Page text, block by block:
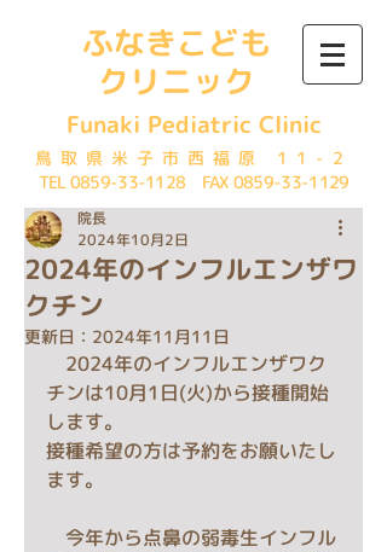
ふなきこども
クリニック
Funaki Pediatric Clinic
鳥取県米子市西福原 11-2
TEL0859-33-1128 FAX 0859-33-1129
2024年のインフルエンザワ
クチン
院長
2024年10月2日
更新日： 2024年11月11日
2024年のインフルエンザワク
チンは10月1日(火)から接種開始
します。
接種希望の方は予約をお願いたし
ます。
今年から点鼻の弱毒生インフル